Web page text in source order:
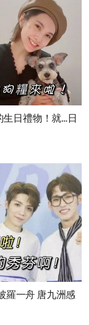
日禮物！就…日
羅一舟 唐九洲感